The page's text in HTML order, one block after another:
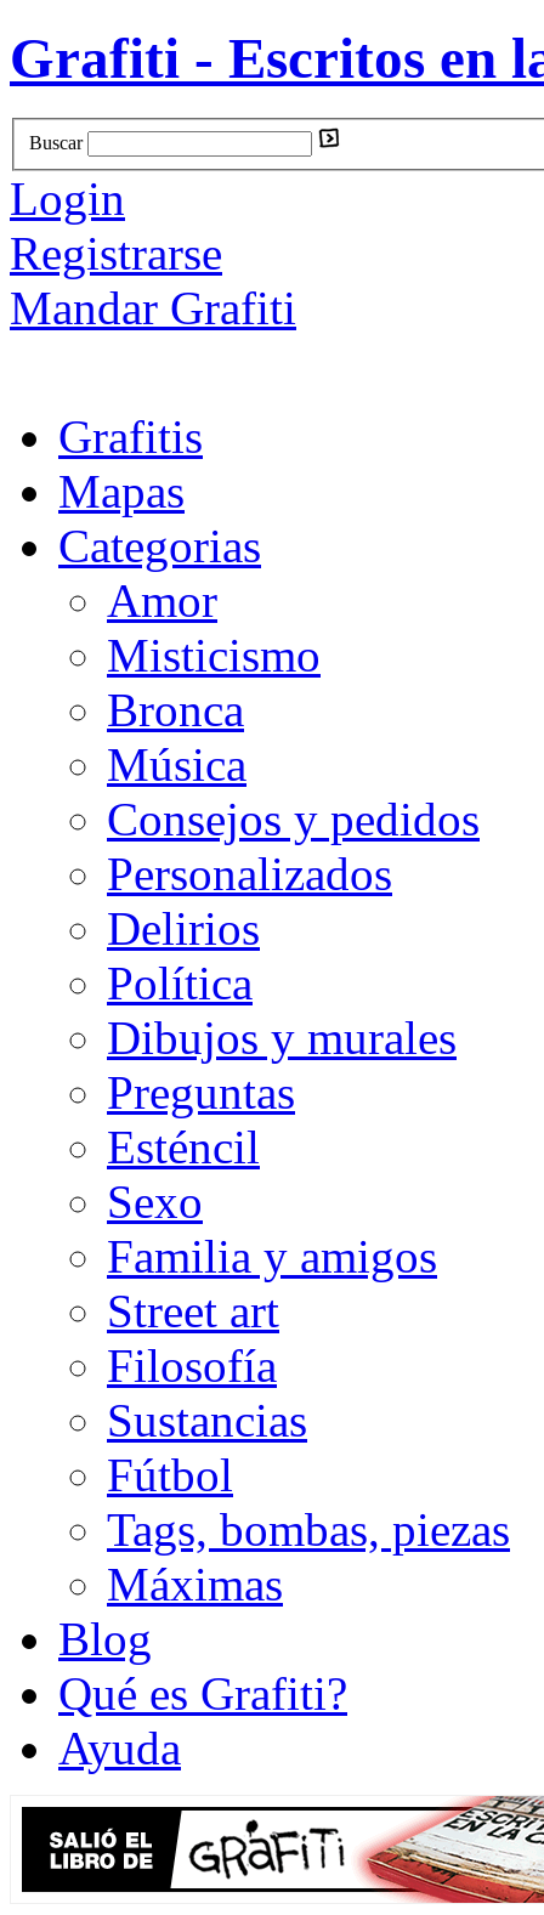
Grafiti - Escritos en
Buscar
Login
Registrarse
Mandar Grafiti
Grafitis
Mapas
Categorias
Amor
Misticismo
Bronca
Música
Consejos y pedidos
Personalizados
Delirios
Política
Dibujos y murales
Preguntas
Esténcil
Sexo
Familia y amigos
Street art
Filosofía
Sustancias
Fútbol
Tags, bombas, piezas
Máximas
Blog
Qué es Grafiti?
Ayuda